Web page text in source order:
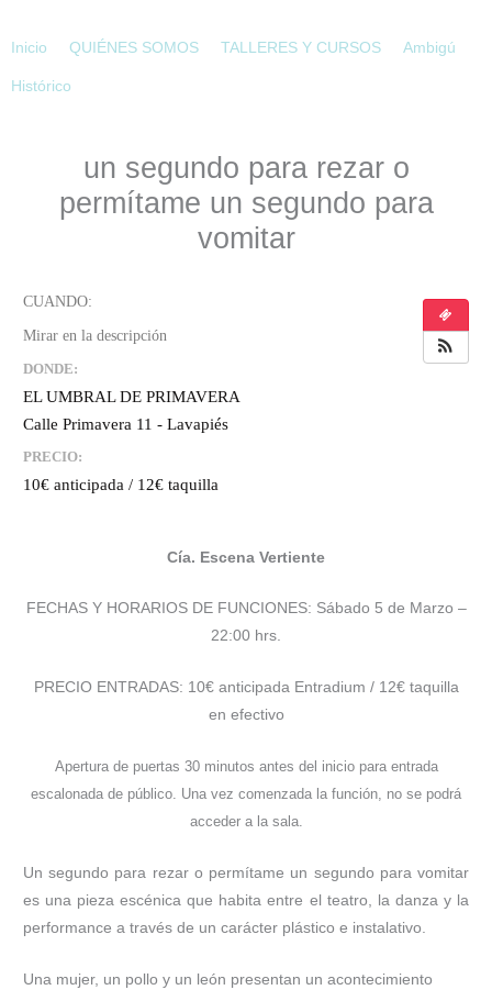
Inicio QUIÉNES SOMOS TALLERES Y CURSOS Ambigú
Histórico
un segundo para rezar o
permítame un segundo para
vomitar
DONDE:
EL UMBRAL DE PRIMAVERA
Calle Primavera 11 - Lavapiés
PRECIO:
10€ anticipada / 12€ taquilla
Cía. Escena Vertiente
FECHAS Y HORARIOS DE FUNCIONES: Sábado 5 de Marzo –
22:00 hrs.
PRECIO ENTRADAS: 10€ anticipada Entradium / 12€ taquilla
en efectivo
Apertura de puertas 30 minutos antes del inicio para entrada
escalonada de público. Una vez comenzada la función, no se podrá
acceder a la sala.
Un segundo para rezar o permítame un segundo para vomitar
es una pieza escénica que habita entre el teatro, la danza y la
performance a través de un carácter plástico e instalativo.
Una mujer, un pollo y un león presentan un acontecimiento